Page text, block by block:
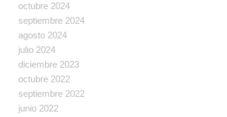
octubre 2024
septiembre 2024
agosto 2024
julio 2024
diciembre 2023
octubre 2022
septiembre 2022
junio 2022